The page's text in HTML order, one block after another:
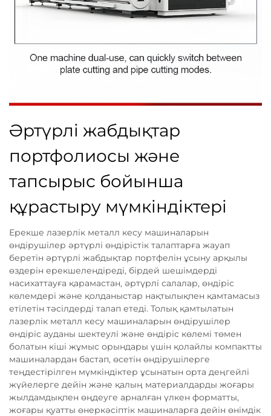
Әртүрлі жабдықтар
портфолиосы және
тапсырыс бойынша
құрастыру мүмкіндіктері
Ерекше лазерлік металл кесу машиналарын
өндірушілер әртүрлі өндірістік талаптарға жауап
беретін әртүрлі жабдықтар портфелін ұсыну арқылы
өздерін ерекшелендіреді, бірдей шешімдерді
насихаттауға қарамастан, әртүрлі салалар, өндіріс
көлемдері және қолданыстар нақтылықпен қамтамасыз
етілетін тәсілдерді талап етеді. Толық қамтылатын
лазерлік металл кесу машиналарын өндірушілер
өндіріс ауданы шектеулі және өндіріс көлемі төмен
болатын кіші жұмыс орындары үшін қолайлы компактты
машиналардан бастап, өсетін өндірушілерге
теңдестірілген мүмкіндіктер ұсынатын орта деңгейлі
жүйелерге дейін және қалың материалдарды жоғары
жылдамдықпен өңдеуге арналған үлкен форматты,
жоғары қуатты өнеркәсіптік машиналарға дейін өнімдік